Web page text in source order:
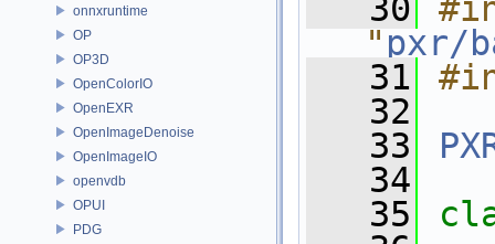
onnxruntime
OP
OP3D
OpenColorIO
OpenEXR
OpenImageDenoise
OpenImageIO
openvdb
OPUI
PDG
   30
" pxr/
   31
   32
   33
   34
   35